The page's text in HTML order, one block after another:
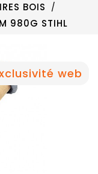
BOIS
980G STIHL
web